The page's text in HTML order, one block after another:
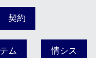
契約
ム 情シス